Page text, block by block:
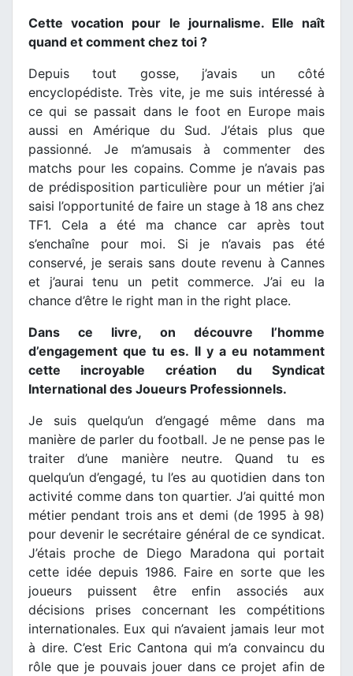
Cette vocation pour le journalisme. Elle naît
quand et comment chez toi ?
Depuis tout gosse, j’avais un côté
encyclopédiste. Très vite, je me suis intéressé à
ce qui se passait dans le foot en Europe mais
aussi en Amérique du Sud. J’étais plus que
passionné. Je m’amusais à commenter des
matchs pour les copains. Comme je n’avais pas
de prédisposition particulière pour un métier j’ai
saisi l’opportunité de faire un stage à 18 ans chez
TF1. Cela a été ma chance car après tout
s’enchaîne pour moi. Si je n’avais pas été
conservé, je serais sans doute revenu à Cannes
et j’aurai tenu un petit commerce. J’ai eu la
chance d’être le right man in the right place.
Dans ce livre, on découvre l’homme
d’engagement que tu es. Il y a eu notamment
cette incroyable création du Syndicat
International des Joueurs Professionnels.
Je suis quelqu’un d’engagé même dans ma
manière de parler du football. Je ne pense pas le
traiter d’une manière neutre. Quand tu es
quelqu’un d’engagé, tu l’es au quotidien dans ton
activité comme dans ton quartier. J’ai quitté mon
métier pendant trois ans et demi (de 1995 à 98)
pour devenir le secrétaire général de ce syndicat.
J’étais proche de Diego Maradona qui portait
cette idée depuis 1986. Faire en sorte que les
joueurs puissent être enfin associés aux
décisions prises concernant les compétitions
internationales. Eux qui n’avaient jamais leur mot
à dire. C’est Eric Cantona qui m’a convaincu du
rôle que je pouvais jouer dans ce projet afin de